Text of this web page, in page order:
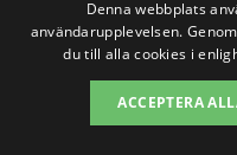
Sök efter
Denna webbplats
användarupplevelsen.
du till alla cookies i
ACCEPTERA